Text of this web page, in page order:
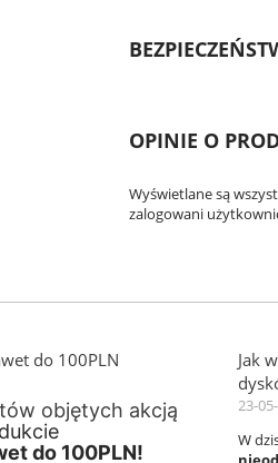
OPINIE O
Wyświetlane są
zalogowani
do 100PLN
objętych akcją
do 100PLN!
Jak
23-
W